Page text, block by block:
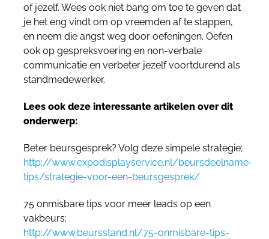
of jezelf. Wees ook niet bang om toe te geven dat
je het eng vindt om op vreemden af te stappen,
en neem die angst weg door oefeningen. Oefen
ook op gespreksvoering en non-verbale
communicatie en verbeter jezelf voortdurend als
standmedewerker.
Lees ook deze interessante artikelen over dit
onderwerp:
Beter beursgesprek? Volg deze simpele strategie;
http://www.expodisplayservice.nl/beursdeelname-
tips/strategie-voor-een-beursgesprek/
75 onmisbare tips voor meer leads op een
vakbeurs:
http://www.beursstand.nl/75-onmisbare-tips-